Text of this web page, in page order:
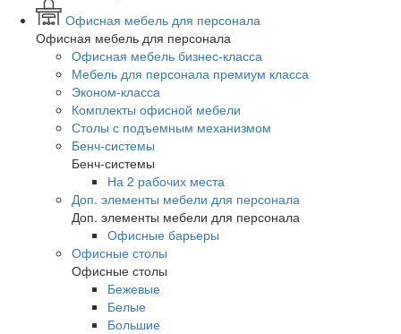
Офисная мебель для персонала
Офисная мебель для персонала
Офисная мебель бизнес-класса
Мебель для персонала премиум класса
Эконом-класса
Комплекты офисной мебели
Столы с подъемным механизмом
Бенч-системы
Бенч-системы
На 2 рабочих места
Доп. элементы мебели для персонала
Доп. элементы мебели для персонала
Офисные барьеры
Офисные столы
Офисные столы
Бежевые
Белые
Большие